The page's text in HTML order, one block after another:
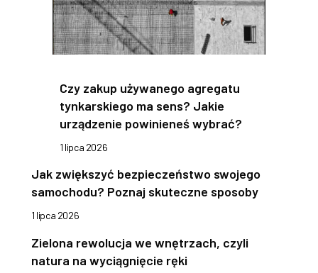
Czy zakup używanego agregatu
tynkarskiego ma sens? Jakie
urządzenie powinieneś wybrać?
1 lipca 2026
Jak zwiększyć bezpieczeństwo swojego
samochodu? Poznaj skuteczne sposoby
1 lipca 2026
Zielona rewolucja we wnętrzach, czyli
natura na wyciągnięcie ręki